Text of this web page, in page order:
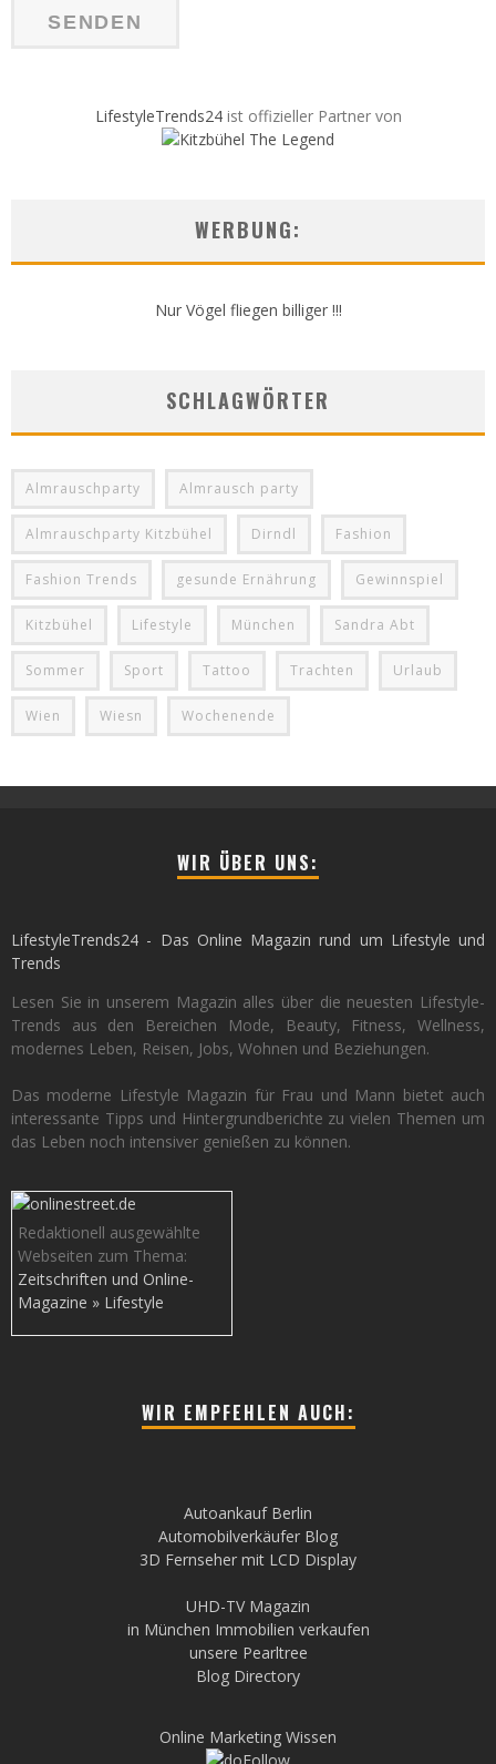
LifestyleTrends24ist offizieller Partner von
WERBUNG:
Nur Vögel fliegen billiger !!!
SCHLAGWÖRTER
Almrauschparty Almrausch party
Almrauschparty Kitzbühel Dirndl Fashion
Fashion Trends gesunde Ernährung Gewinnspiel
Kitzbühel Lifestyle München Sandra Abt
Sommer Sport Tattoo Trachten Urlaub
Wien Wiesn Wochenende
WIR ÜBER UNS:
LifestyleTrends24 - Das Online Magazin rund um Lifestyle und
Trends
Lesen Sie in unserem Magazin alles über die neuesten Lifestyle-
Trends aus den Bereichen Mode, Beauty, Fitness, Wellness,
modernes Leben, Reisen, Jobs, Wohnen und Beziehungen.
Das moderne Lifestyle Magazin für Frau und Mann bietet auch
interessante Tipps und Hintergrundberichte zu vielen Themen um
das Leben noch intensiver genießen zu können.
Redaktionell ausgewählte
Webseiten zum Thema:
Zeitschriften und Online-
Magazine » Lifestyle
WIR EMPFEHLEN AUCH:
Autoankauf Berlin
Automobilverkäufer Blog
3D Fernseher mit LCD Display
UHD-TV Magazin
in München Immobilien verkaufen
unsere Pearltree
Blog Directory
Online Marketing Wissen